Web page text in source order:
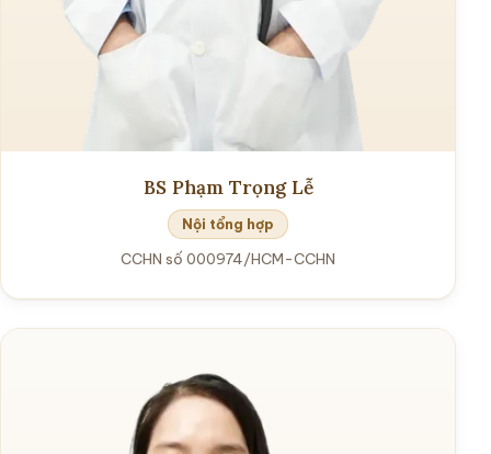
BS Phạm Trọng Lễ
Nội tổng hợp
CCHN số 000974/HCM-CCHN